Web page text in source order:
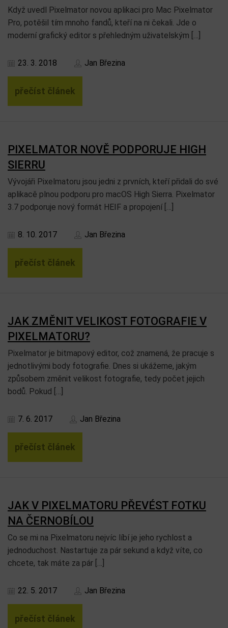
Když uvedl Pixelmator novou aplikaci pro Mac Pixelmator
Pro, potěšil tím mnoho fandů, kteří na ni čekali. Jde o
moderní grafický editor s přehledným uživatelským […]
23. 3. 2018 Jan Březina
přečíst článek
PIXELMATOR NOVĚ PODPORUJE HIGH
SIERRU
Vývojáři Pixelmatoru jsou jedni z prvních, kteří přidali do své
aplikacě plnou podporu pro macOS High Sierra. Pixelmator
3.7 podporuje nový formát HEIF a propojení […]
8. 10. 2017 Jan Březina
přečíst článek
JAK ZMĚNIT VELIKOST FOTOGRAFIE V
PIXELMATORU?
Pixelmator je bitmapový editor, což znamená, že pracuje s
jednotlivými body fotografie. Dnes si ukážeme, jakým
způsobem změnit velikost fotografie, tedy počet jejich
bodů. Pokud […]
7. 6. 2017 Jan Březina
přečíst článek
JAK V PIXELMATORU PŘEVÉST FOTKU
NA ČERNOBÍLOU
Co se mi na Pixelmatoru nejvíc líbí je jeho rychlost a
jednoduchost. Nastartuje za pár sekund a když víte, co
chcete, tak máte za pár […]
22. 5. 2017 Jan Březina
přečíst článek